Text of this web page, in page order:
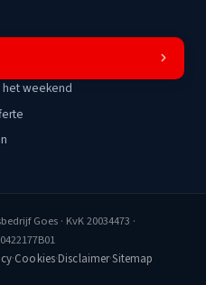
het weekend
Goes · KvK 20034473 ·
·Cookies·Disclaimer·Sitemap